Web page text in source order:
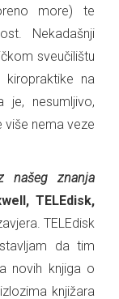
more) te
Nekadašnji
sveučilištu
na
je, nesumljivo,
više nema veze
našeg znanja
TELEdisk,
TELEdisk
da tim
novih knjiga o
knjižara